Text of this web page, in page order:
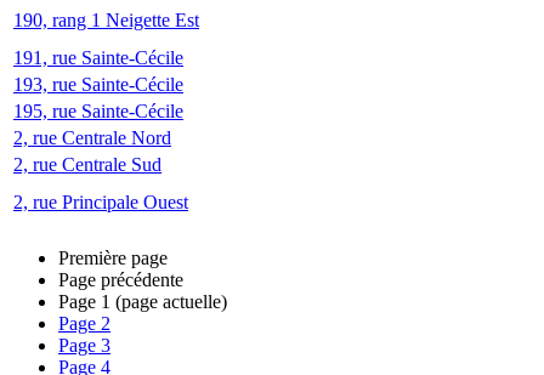
190, rang 1 Neigette Est
191, rue Sainte-Cécile
193, rue Sainte-Cécile
195, rue Sainte-Cécile
2, rue Centrale Nord
2, rue Centrale Sud
2, rue Principale Ouest
Première page
Page précédente
Page 1 (page actuelle)
Page 2
Page 3
Page 4